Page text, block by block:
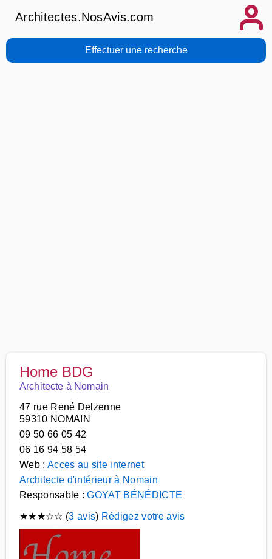
Architectes.NosAvis.com
Effectuer une recherche
Home BDG
Architecte à Nomain
47 rue René Delzenne
59310 NOMAIN
09 50 66 05 42
06 16 94 58 54
Web : Acces au site internet
Architecte d'intérieur à Nomain
Responsable :GOYAT BÉNÉDICTE
★★★☆☆ (3 avis) Rédigez votre avis